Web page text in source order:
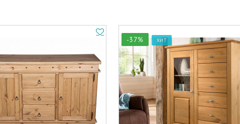
-37% ХИТ